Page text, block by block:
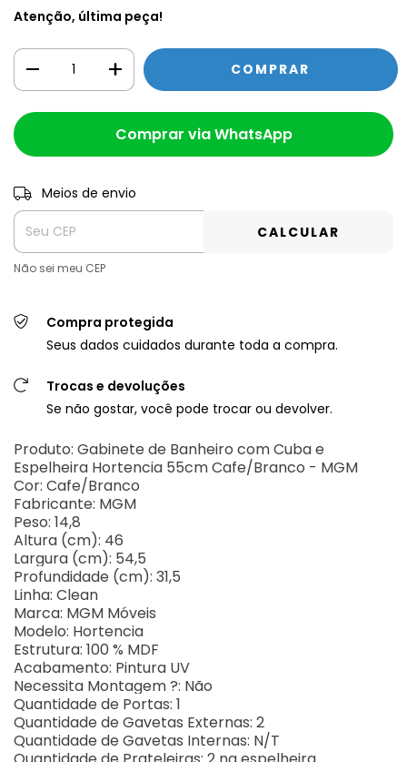
Atenção, última peça!
Comprar via WhatsApp
Entregas para o CEP:
Meios de envio
CALCULAR
Não sei meu CEP
Compra protegida
Seus dados cuidados durante toda a compra.
Trocas e devoluções
Se não gostar, você pode trocar ou devolver.
Produto: Gabinete de Banheiro com Cuba e
Espelheira Hortencia 55cm Cafe/Branco - MGM
Cor: Cafe/Branco
Fabricante: MGM
Peso: 14,8
Altura (cm): 46
Largura (cm): 54,5
Profundidade (cm): 31,5
Linha: Clean
Marca: MGM Móveis
Modelo: Hortencia
Estrutura: 100 % MDF
Acabamento: Pintura UV
Necessita Montagem ?: Não
Quantidade de Portas: 1
Quantidade de Gavetas Externas: 2
Quantidade de Gavetas Internas: N/T